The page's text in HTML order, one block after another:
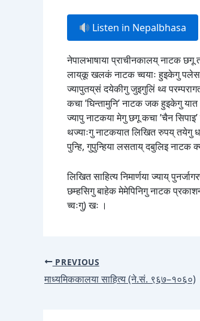
Listen in Nepalbhasa
नेपालभाषाया प्राचीनकालय् नाटक
लाय्‌कू खलकं नाटक च्वयाः हुइकेगु
ज्यापुतय्‌सं दयेकीगु जुइगुलिं थ्व
कचा ’घिन्तामुनि’ नाटक जक हुइकेगु
ज्यापु नाटकया मेगु छगू कचा ’चैन
थज्याःगु नाटकयात लिखित रुपय् तयेगु
पुन्हि, गुपुन्हिया लसताय् दबुलिइ नाटक
लिखित साहित्य निमार्णया ज्याय्
छम्हसिगु बाहेक मेमेपिनिगु नाटक
च्वःगु) खः ।
PREVIOUS
माध्यमिककालया साहित्य (ने.सं. ९६७–१०६०)